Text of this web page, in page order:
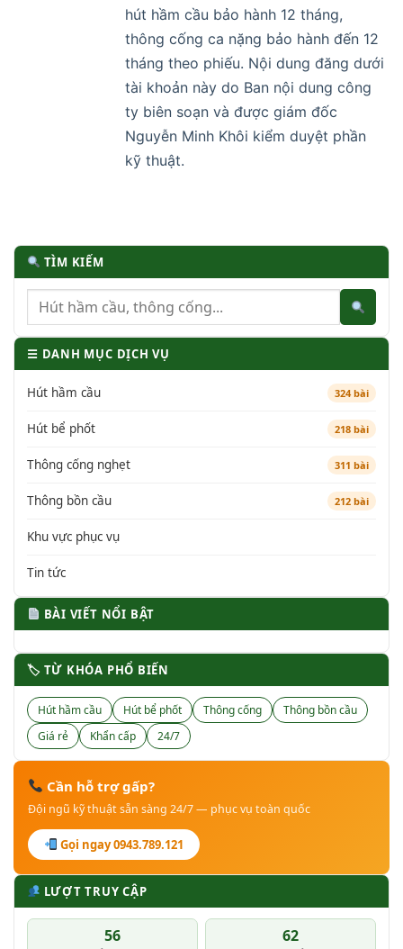
hút hầm cầu bảo hành 12 tháng,
thông cống ca nặng bảo hành đến 12
tháng theo phiếu. Nội dung đăng dưới
tài khoản này do Ban nội dung công
ty biên soạn và được giám đốc
Nguyễn Minh Khôi kiểm duyệt phần
kỹ thuật.
TÌM KIẾM
☰ DANH MỤC DỊCH VỤ
Hút hầm cầu 324 bài
Hút bể phốt 218 bài
Thông cống nghẹt 311 bài
Thông bồn cầu 212 bài
Khu vực phục vụ
Tin tức
BÀI VIẾT NỔI BẬT
🏷 TỪ KHÓA PHỔ BIẾN
Hút hầm cầu Hút bể phốt Thông cống
Thông bồn cầu
Giá rẻ
Khẩn cấp 24/7
Cần hỗ trợ gấp?
Đội ngũ kỹ thuật sẵn sàng 24/7 — phục vụ toàn quốc
Gọi ngay 0943.789.121
LƯỢT TRUY CẬP
56 62